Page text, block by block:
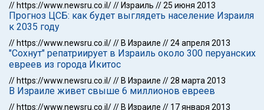
// https://www.newsru.co.il/// Израиль //25 июня 2013
Прогноз ЦСБ: как будет выглядеть население Израиля
к 2035 году
// https://www.newsru.co.il/// В Израиле //24 апреля 2013
"Сохнут" репатриирует в Израиль около 300 перуанских
евреев из города Икитос
// https://www.newsru.co.il/// В Израиле //28 марта 2013
В Израиле живет свыше 6 миллионов евреев
// https://www.newsru.co.il/// В Израиле // 17 января 2013